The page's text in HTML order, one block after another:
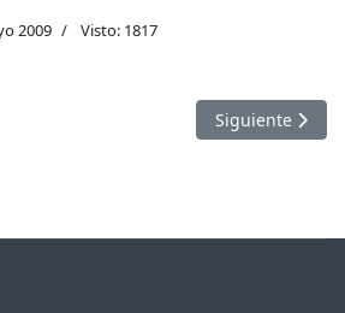
2009 Visto: 1817
de la salida Artículo
Siguiente